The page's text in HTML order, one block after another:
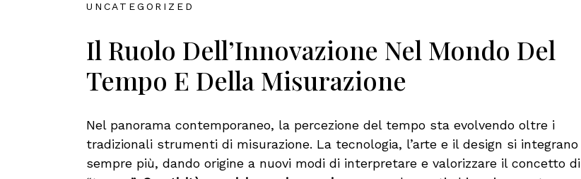
UNCATEGORIZED
Il Ruolo Dell’Innovazione Nel Mondo Del
Tempo E Della Misurazione
Nel panorama contemporaneo, la percezione del tempo sta evolvendo oltre i
tradizionali strumenti di misurazione. La tecnologia, l’arte e il design si integrano
sempre più, dando origine a nuovi modi di interpretare e valorizzare il concetto di